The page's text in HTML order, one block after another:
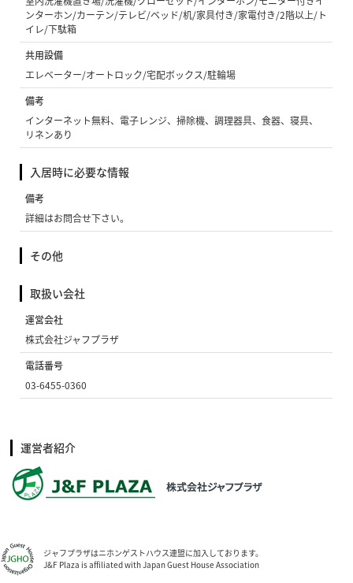
ンターホン/カーテン/テレビ/ベッド/机/家具付き/家電付き/2階以上/ト
イレ/下駄箱
共用設備
エレベーター/オートロック/宅配ボックス/駐輪場
備考
インターネット無料、電子レンジ、掃除機、調理器具、食器、寝具、
リネンあり
入居時に必要な情報
備考
詳細はお問合せ下さい。
その他
取扱い会社
運営会社
株式会社ジャフプラザ
電話番号
03-6455-0360
運営者紹介
ジャフプラザはニホンゲストハウス連盟に加入しております。
J&F Plaza is affiliated with Japan Guest House Association